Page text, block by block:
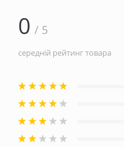
0 / 5
середній рейтинг товара